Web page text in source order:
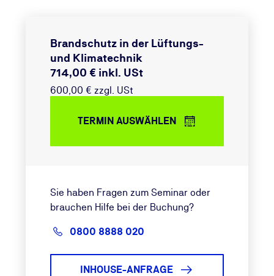
Brandschutz in der Lüftungs-
und Klimatechnik
714,00 € inkl. USt
600,00 € zzgl. USt
TERMIN AUSWÄHLEN
Sie haben Fragen zum Seminar oder
brauchen Hilfe bei der Buchung?
0800 8888 020
INHOUSE-ANFRAGE